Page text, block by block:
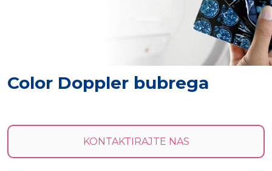
Color Doppler bubrega
KONTAKTIRAJTE NAS